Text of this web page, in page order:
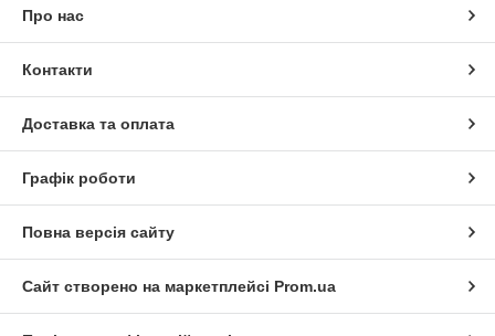
Про нас
Контакти
Доставка та оплата
Графік роботи
Повна версія сайту
Сайт створено на маркетплейсі Prom.ua